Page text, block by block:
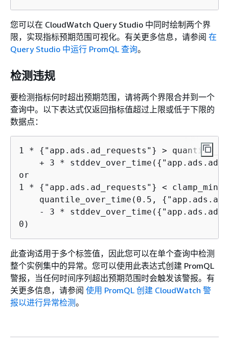
您可以在 CloudWatch Query Studio 中同时绘制两个界
限，实现指标预期范围可视化。有关更多信息，请参阅 在
Query Studio 中运行 PromQL 查询。
检测违规
要检测指标何时超出预期范围，请将两个界限合并到一个
查询中。以下表达式仅返回指标值超过上限或低于下限的
数据点：
1 * { "app.ads.ad_requests"} >
    + 3 * stddev_over_time(
{
or
1 * { "app.ads.ad_requests"} < clamp_min(
    quantile_over_time(0.5,
{
    - 3 * stddev_over_time(
{
0)
此查询适用于多个标签值，因此您可以在单个查询中检测
整个实例集中的异常。您可以使用此表达式创建 PromQL
警报，当任何时间序列超出预期范围时会触发该警报。有
关更多信息，请参阅 使用 PromQL 创建 CloudWatch 警
报以进行异常检测。